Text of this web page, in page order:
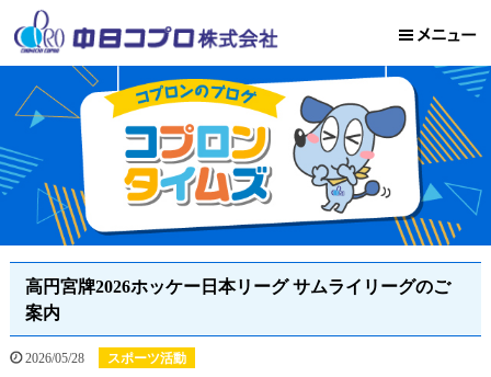
高円宮牌2026ホッケー日本リーグ サムライリーグのご
案内
2026/05/28 スポーツ活動